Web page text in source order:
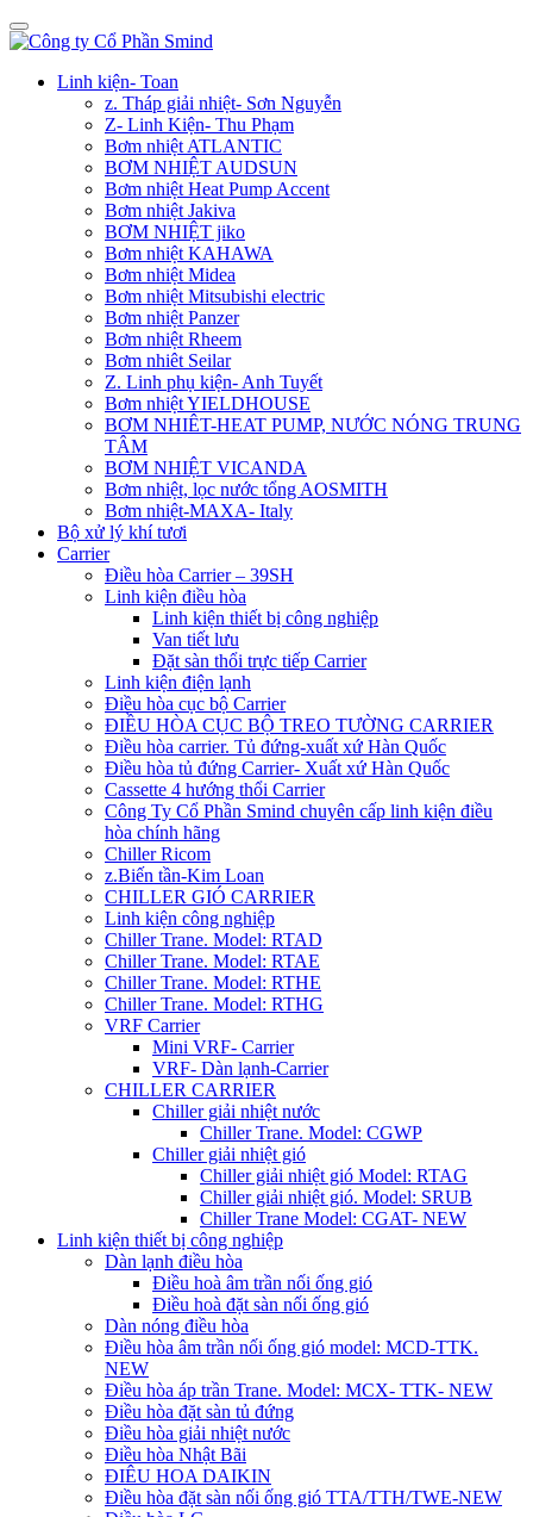
Linh kiện- Toan
z. Tháp giải nhiệt- Sơn Nguyễn
Z- Linh Kiện- Thu Phạm
Bơm nhiệt ATLANTIC
BƠM NHIỆT AUDSUN
Bơm nhiệt Heat Pump Accent
Bơm nhiệt Jakiva
BƠM NHIỆT jiko
Bơm nhiệt KAHAWA
Bơm nhiệt Midea
Bơm nhiệt Mitsubishi electric
Bơm nhiệt Panzer
Bơm nhiệt Rheem
Bơm nhiêt Seilar
Z. Linh phụ kiện- Anh Tuyết
Bơm nhiệt YIELDHOUSE
BƠM NHIÊT-HEAT PUMP, NƯỚC NÓNG TRUNG
TÂM
BƠM NHIỆT VICANDA
Bơm nhiệt, lọc nước tổng AOSMITH
Bơm nhiệt-MAXA- Italy
Bộ xử lý khí tươi
Carrier
Điều hòa Carrier – 39SH
Linh kiện điều hòa
Linh kiện thiết bị công nghiệp
Van tiết lưu
Đặt sàn thổi trực tiếp Carrier
Linh kiện điện lạnh
Điều hòa cục bộ Carrier
ĐIỀU HÒA CỤC BỘ TREO TƯỜNG CARRIER
Điều hòa carrier. Tủ đứng-xuất xứ Hàn Quốc
Điều hòa tủ đứng Carrier- Xuất xứ Hàn Quốc
Cassette 4 hướng thổi Carrier
Công Ty Cổ Phần Smind chuyên cấp linh kiện điều
hòa chính hãng
Chiller Ricom
z.Biến tần-Kim Loan
CHILLER GIÓ CARRIER
Linh kiện công nghiệp
Chiller Trane. Model: RTAD
Chiller Trane. Model: RTAE
Chiller Trane. Model: RTHE
Chiller Trane. Model: RTHG
VRF Carrier
Mini VRF- Carrier
VRF- Dàn lạnh-Carrier
CHILLER CARRIER
Chiller giải nhiệt nước
Chiller Trane. Model: CGWP
Chiller giải nhiệt gió
Chiller giải nhiệt gió Model: RTAG
Chiller giải nhiệt gió. Model: SRUB
Chiller Trane Model: CGAT- NEW
Linh kiện thiết bị công nghiệp
Dàn lạnh điều hòa
Điều hoà âm trần nối ống gió
Điều hoà đặt sàn nối ống gió
Dàn nóng điều hòa
Điều hòa âm trần nối ống gió model: MCD-TTK.
NEW
Điều hòa áp trần Trane. Model: MCX- TTK- NEW
Điều hòa đặt sàn tủ đứng
Điều hòa giải nhiệt nước
Điều hòa Nhật Bãi
ĐIÊU HOA DAIKIN
Điều hòa đặt sàn nối ống gió TTA/TTH/TWE-NEW